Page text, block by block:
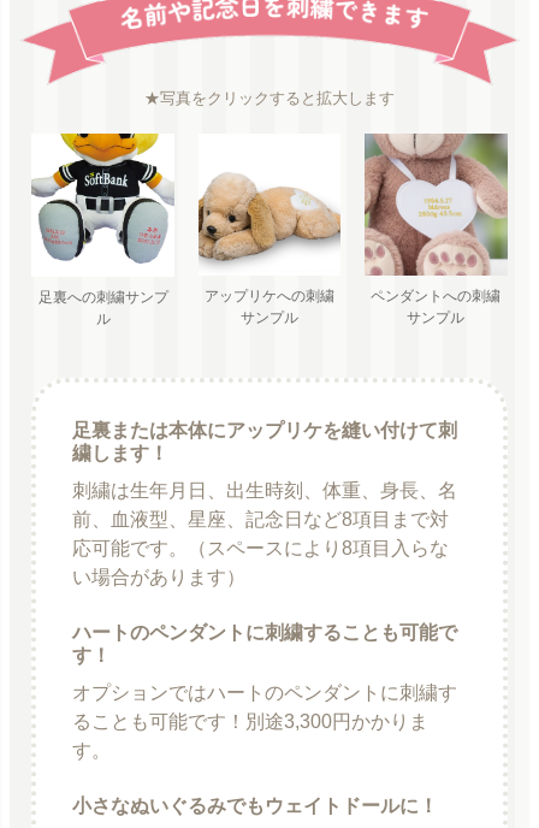
★写真をクリックすると拡大します
足裏への刺繍サンプ
ル
アップリケへの刺繍
サンプル
ペンダントへの刺繍
サンプル
足裏または本体にアップリケを縫い付けて刺
繍します！
刺繍は生年月日、出生時刻、体重、身長、名
前、血液型、星座、記念日など8項目まで対
応可能です。（スペースにより8項目入らな
い場合があります）
ハートのペンダントに刺繍することも可能で
す！
オプションではハートのペンダントに刺繍す
ることも可能です！別途3,300円かかりま
す。
小さなぬいぐるみでもウェイトドールに！